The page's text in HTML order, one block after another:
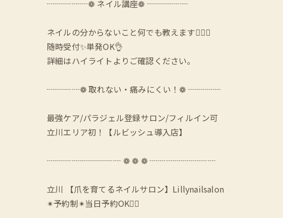
┈┈┈┈┈❁ ネイル講座❁ ┈┈┈┈┈
ネイルの分からないこと何でも教えます🙆‍♀️✨
随時受付✨単発OK👌
詳細はハイライトよりご確認ください。
┈┈┈┈❁ 取れない・痛みにくい！❁ ┈┈┈┈
最強ケア/パラジェル登録サロン/フィルイン可
立川エリア初！【ルビッシュ導入店】
┈┈┈┈┈┈┈┈┈ ❁ ❁ ❁ ┈┈┈┈┈┈┈┈
立川 【爪を育てるネイルサロン】Lillynailsalon
✴︎予約制✴︎当日予約OK🙆‍♀️